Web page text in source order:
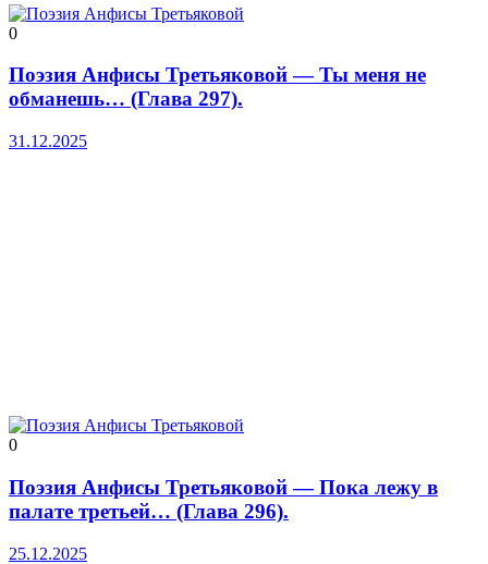
0
Поэзия Анфисы Третьяковой — Ты меня не
обманешь… (Глава 297).
31.12.2025
0
Поэзия Анфисы Третьяковой — Пока лежу в
палате третьей… (Глава 296).
25.12.2025